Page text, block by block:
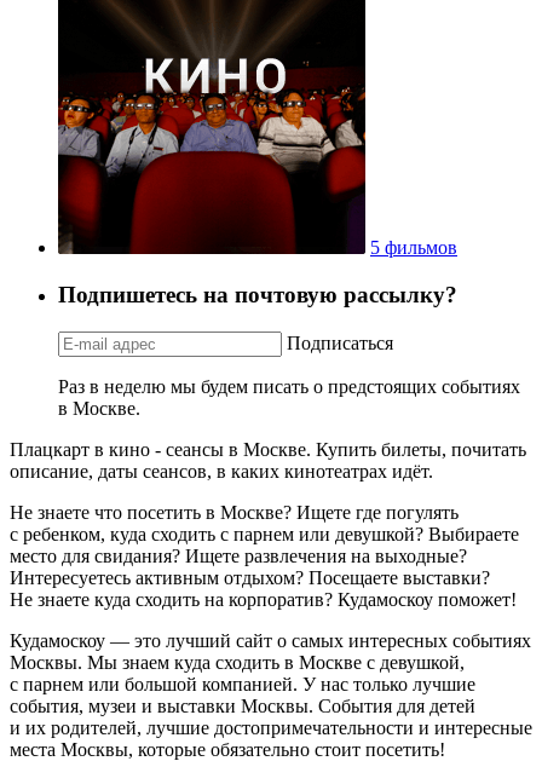
5 фильмов
Подпишетесь на почтовую рассылку?
Подписаться
Раз в неделю мы будем писать о предстоящих событиях
в Москве.
Плацкарт в кино - сеансы в Москве. Купить билеты, почитать
описание, даты сеансов, в каких кинотеатрах идёт.
Не знаете что посетить в Москве? Ищете где погулять
с ребенком, куда сходить с парнем или девушкой? Выбираете
место для свидания? Ищете развлечения на выходные?
Интересуетесь активным отдыхом? Посещаете выставки?
Не знаете куда сходить на корпоратив? Кудамоскоу поможет!
Кудамоскоу — это лучший сайт о самых интересных событиях
Москвы. Мы знаем куда сходить в Москве с девушкой,
с парнем или большой компанией. У нас только лучшие
события, музеи и выставки Москвы. События для детей
и их родителей, лучшие достопримечательности и интересные
места Москвы, которые обязательно стоит посетить!